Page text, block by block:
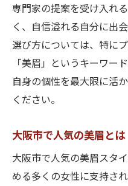
専門家の提案を受け入れ
く、自信溢れる自分に出
選び方については、特に
「美眉」というキーワー
自身の個性を最大限に活
ください。
大阪市で人気の美眉とは
大阪市で人気の美眉スタ
める多くの女性に支持さ